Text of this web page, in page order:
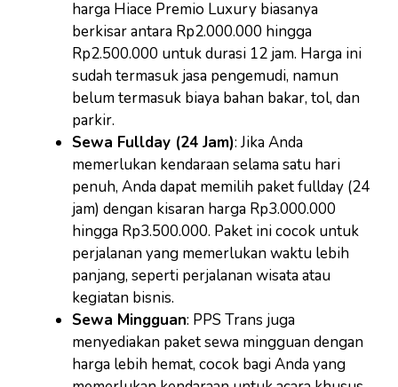
harga Hiace Premio Luxury biasanya
berkisar antara Rp2.000.000 hingga
Rp2.500.000 untuk durasi 12 jam. Harga ini
sudah termasuk jasa pengemudi, namun
belum termasuk biaya bahan bakar, tol, dan
parkir.
Sewa Fullday (24 Jam): Jika Anda
memerlukan kendaraan selama satu hari
penuh, Anda dapat memilih paket fullday (24
jam) dengan kisaran harga Rp3.000.000
hingga Rp3.500.000. Paket ini cocok untuk
perjalanan yang memerlukan waktu lebih
panjang, seperti perjalanan wisata atau
kegiatan bisnis.
Sewa Mingguan: PPS Trans juga
menyediakan paket sewa mingguan dengan
harga lebih hemat, cocok bagi Anda yang